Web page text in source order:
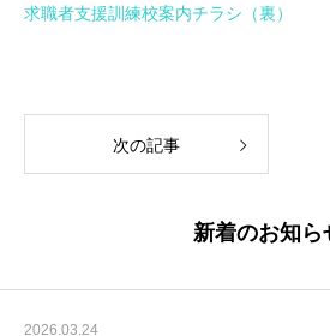
求職者支援訓練校案内チラシ（裏）
次の記事
新着のお知ら
2026.03.24